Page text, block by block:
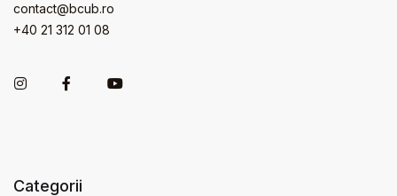
contact@bcub.ro
+40 21 312 01 08
Categorii